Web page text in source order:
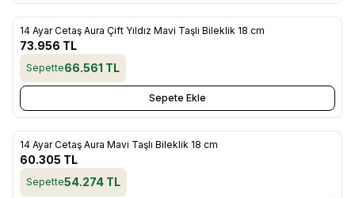
Yeni
Favorilere Ekle
14 Ayar Cetaş Aura Çift Yıldız Mavi Taşlı Bileklik 18 cm
73.956 TL
Sepette66.561 TL
Sepete Ekle
Yeni
Favorilere Ekle
14 Ayar Cetaş Aura Mavi Taşlı Bileklik 18 cm
60.305 TL
Sepette54.274 TL